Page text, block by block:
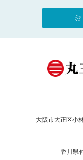
大阪市大正区小
香川県